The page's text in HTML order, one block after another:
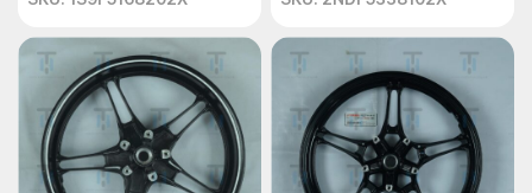
TP.HCM
☎️Hotline: +842838547570